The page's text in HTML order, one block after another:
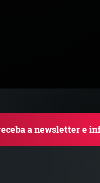
a newsletter e